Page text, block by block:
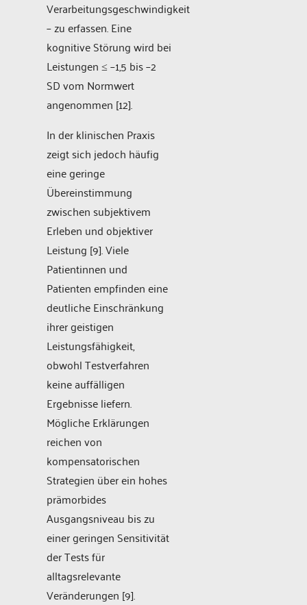
Verarbeitungsgeschwindigkeit
– zu erfassen. Eine
kognitive Störung wird bei
Leistungen ≤ –1,5 bis –2
SD vom Normwert
angenommen [12].
In der klinischen Praxis
zeigt sich jedoch häufig
eine geringe
Übereinstimmung
zwischen subjektivem
Erleben und objektiver
Leistung [9]. Viele
Patientinnen und
Patienten empfinden eine
deutliche Einschränkung
ihrer geistigen
Leistungsfähigkeit,
obwohl Testverfahren
keine auffälligen
Ergebnisse liefern.
Mögliche Erklärungen
reichen von
kompensatorischen
Strategien über ein hohes
prämorbides
Ausgangsniveau bis zu
einer geringen Sensitivität
der Tests für
alltagsrelevante
Veränderungen [9].